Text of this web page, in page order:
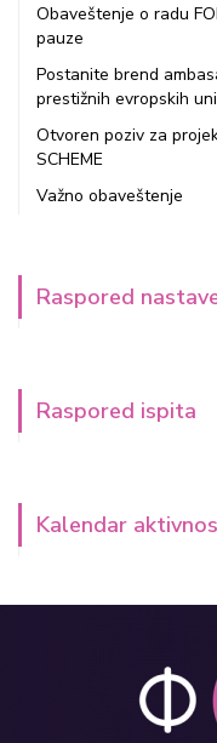
Obaveštenje o radu
pauze
Postanite brend
prestižnih evropskih
Otvoren poziv za
SCHEME
Važno obaveštenje
Raspored
Raspored ispita
Kalendar